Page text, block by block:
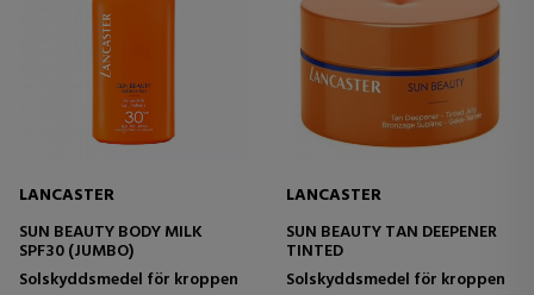
LANCASTER
SUN BEAUTY BODY MILK
SPF30 (JUMBO)
Solskyddsmedel för kroppen
LANCASTER
SUN BEAUTY TAN DEEPENER
TINTED
Solskyddsmedel för kroppen